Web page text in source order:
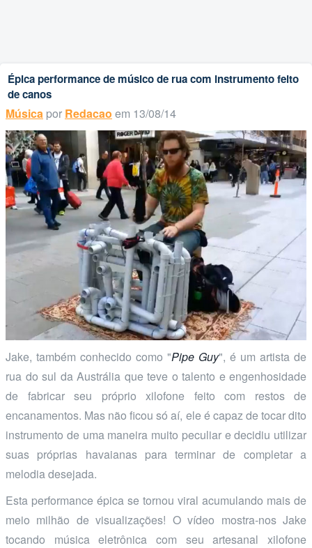
Épica performance de músico de rua com instrumento feito
de canos
Música por Redacao em 13/08/14
Jake, também conhecido como "Pipe Guy", é um artista de
rua do sul da Austrália que teve o talento e engenhosidade
de fabricar seu próprio xilofone feito com restos de
encanamentos. Mas não ficou só aí, ele é capaz de tocar dito
instrumento de uma maneira muito peculiar e decidiu utilizar
suas próprias havaianas para terminar de completar a
melodia desejada.
Esta performance épica se tornou viral acumulando mais de
meio milhão de visualizações! O vídeo mostra-nos Jake
tocando música eletrônica com seu artesanal xilofone